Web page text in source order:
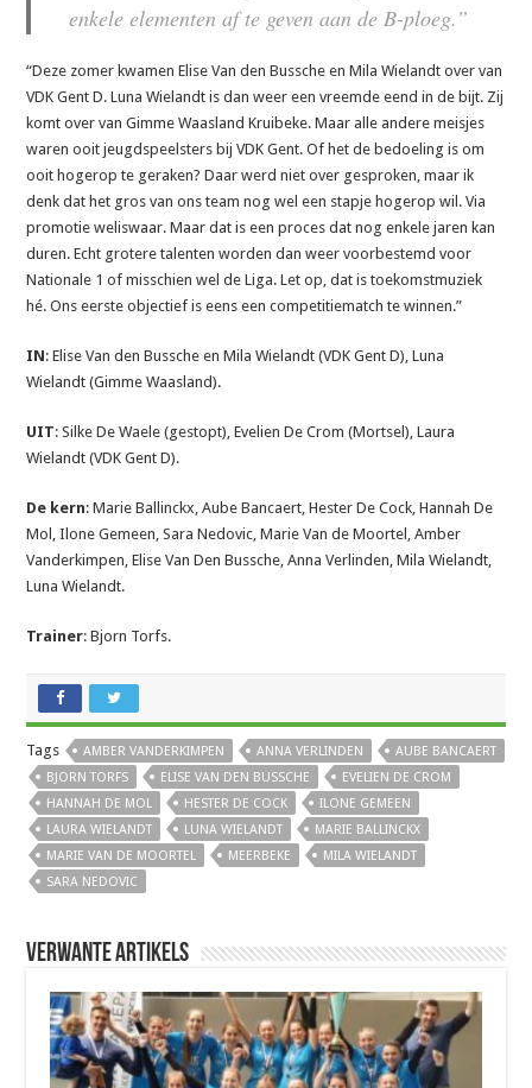
enkele elementen af te geven aan de B-ploeg.”
“Deze zomer kwamen Elise Van den Bussche en Mila Wielandt over van
VDK Gent D. Luna Wielandt is dan weer een vreemde eend in de bijt. Zij
komt over van Gimme Waasland Kruibeke. Maar alle andere meisjes
waren ooit jeugdspeelsters bij VDK Gent. Of het de bedoeling is om
ooit hogerop te geraken? Daar werd niet over gesproken, maar ik
denk dat het gros van ons team nog wel een stapje hogerop wil. Via
promotie weliswaar. Maar dat is een proces dat nog enkele jaren kan
duren. Echt grotere talenten worden dan weer voorbestemd voor
Nationale 1 of misschien wel de Liga. Let op, dat is toekomstmuziek
hé. Ons eerste objectief is eens een competitiematch te winnen.”
IN: Elise Van den Bussche en Mila Wielandt (VDK Gent D), Luna
Wielandt (Gimme Waasland).
UIT: Silke De Waele (gestopt), Evelien De Crom (Mortsel), Laura
Wielandt (VDK Gent D).
De kern: Marie Ballinckx, Aube Bancaert, Hester De Cock, Hannah De
Mol, Ilone Gemeen, Sara Nedovic, Marie Van de Moortel, Amber
Vanderkimpen, Elise Van Den Bussche, Anna Verlinden, Mila Wielandt,
Luna Wielandt.
Trainer: Bjorn Torfs.
Tags AMBER VANDERKIMPEN ANNA VERLINDEN
AUBE BANCAERT
BJORN TORFS
ELISE VAN DEN BUSSCHE
EVELIEN DE CROM
HANNAH DE MOL
HESTER DE COCK
ILONE GEMEEN
LAURA WIELANDT
LUNA WIELANDT
MARIE BALLINCKX
MARIE VAN DE MOORTEL
MEERBEKE
MILA WIELANDT
SARA NEDOVIC
Verwante artikels